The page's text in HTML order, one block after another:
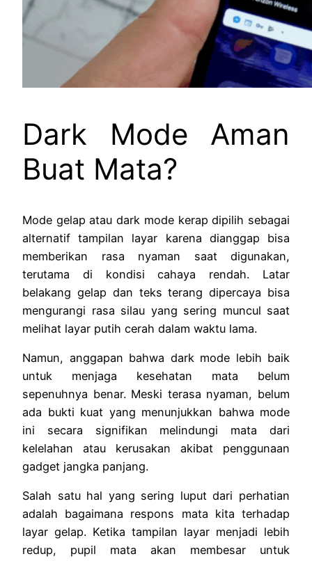
Dark Mode Aman
Buat Mata?
Mode gelap atau dark mode kerap dipilih sebagai
alternatif tampilan layar karena dianggap bisa
memberikan rasa nyaman saat digunakan,
terutama di kondisi cahaya rendah. Latar
belakang gelap dan teks terang dipercaya bisa
mengurangi rasa silau yang sering muncul saat
melihat layar putih cerah dalam waktu lama.
Namun, anggapan bahwa dark mode lebih baik
untuk menjaga kesehatan mata belum
sepenuhnya benar. Meski terasa nyaman, belum
ada bukti kuat yang menunjukkan bahwa mode
ini secara signifikan melindungi mata dari
kelelahan atau kerusakan akibat penggunaan
gadget jangka panjang.
Salah satu hal yang sering luput dari perhatian
adalah bagaimana respons mata kita terhadap
layar gelap. Ketika tampilan layar menjadi lebih
redup, pupil mata akan membesar untuk